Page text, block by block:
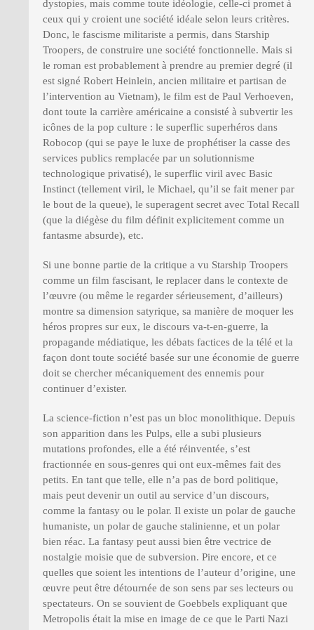
dystopies, mais comme toute idéologie, celle-ci promet à
ceux qui y croient une société idéale selon leurs critères.
Donc, le fascisme militariste a permis, dans Starship
Troopers, de construire une société fonctionnelle. Mais si
le roman est probablement à prendre au premier degré (il
est signé Robert Heinlein, ancien militaire et partisan de
l’intervention au Vietnam), le film est de Paul Verhoeven,
dont toute la carrière américaine a consisté à subvertir les
icônes de la pop culture : le superflic superhéros dans
Robocop (qui se paye le luxe de prophétiser la casse des
services publics remplacée par un solutionnisme
technologique privatisé), le superflic viril avec Basic
Instinct (tellement viril, le Michael, qu’il se fait mener par
le bout de la queue), le superagent secret avec Total Recall
(que la diégèse du film définit explicitement comme un
fantasme absurde), etc.
Si une bonne partie de la critique a vu Starship Troopers
comme un film fascisant, le replacer dans le contexte de
l’œuvre (ou même le regarder sérieusement, d’ailleurs)
montre sa dimension satyrique, sa manière de moquer les
héros propres sur eux, le discours va-t-en-guerre, la
propagande médiatique, les débats factices de la télé et la
façon dont toute société basée sur une économie de guerre
doit se chercher mécaniquement des ennemis pour
continuer d’exister.
La science-fiction n’est pas un bloc monolithique. Depuis
son apparition dans les Pulps, elle a subi plusieurs
mutations profondes, elle a été réinventée, s’est
fractionnée en sous-genres qui ont eux-mêmes fait des
petits. En tant que telle, elle n’a pas de bord politique,
mais peut devenir un outil au service d’un discours,
comme la fantasy ou le polar. Il existe un polar de gauche
humaniste, un polar de gauche stalinienne, et un polar
bien réac. La fantasy peut aussi bien être vectrice de
nostalgie moisie que de subversion. Pire encore, et ce
quelles que soient les intentions de l’auteur d’origine, une
œuvre peut être détournée de son sens par ses lecteurs ou
spectateurs. On se souvient de Goebbels expliquant que
Metropolis était la mise en image de ce que le Parti Nazi